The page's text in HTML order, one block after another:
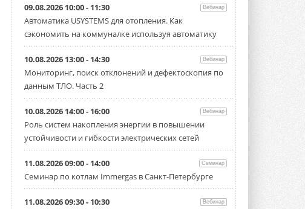
Китайская Shenling представила
линейку тепловых насосов
«воздух-вода» на R290
Серия ThermaX R290 All-In-One
включает три модели ...
Тепловые насосы в связке с
солнечной генерацией и
накопителем снижают
потребление на 60%
Исследователи из Италии установили ...
4 АВГУСТА 2026
«РУСКЛИМАТ Fest 2026» в Уфе
собрал свыше 700 профи
климатической отрасли
Организатором выступил торгово-
производственный холдинг ...
09.08.2026 10:00 - 11:30 Вебинар
Автоматика USYSTEMS для отопления. Как
сэкономить на коммуналке используя автоматику
10.08.2026 13:00 - 14:30 Вебинар
Мониторинг, поиск отклонений и дефектоскопия по
данным ТЛО. Часть 2
10.08.2026 14:00 - 16:00 Вебинар
Роль систем накопления энергии в повышении
устойчивости и гибкости электрических сетей
11.08.2026 09:00 - 14:00 Семинар
Семинар по котлам Immergas в Санкт-Петербурге
11.08.2026 09:30 - 10:30 Вебинар